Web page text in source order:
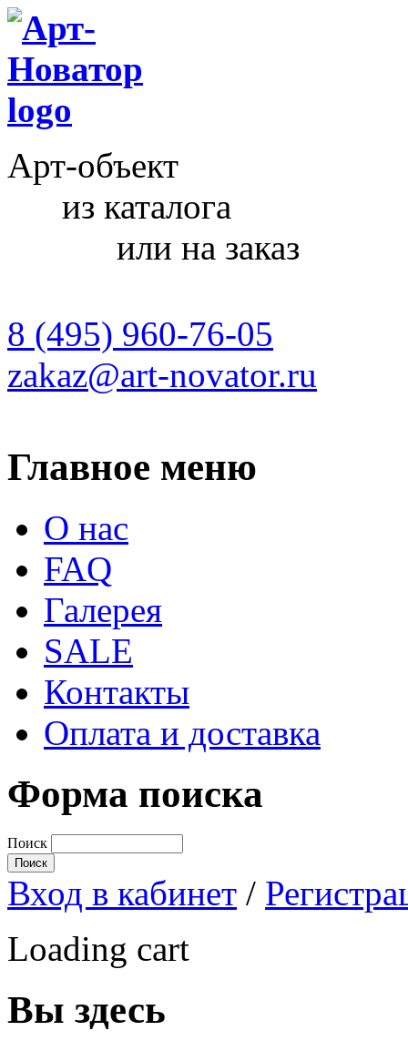
Арт-объект
из каталога
или на заказ
8 (495) 960-76-05
zakaz@art-novator.ru
Главное меню
О нас
FAQ
Галерея
SALE
Контакты
Оплата и доставка
Форма поиска
Поиск
Вход в кабинет /
Loading cart
Вы здесь